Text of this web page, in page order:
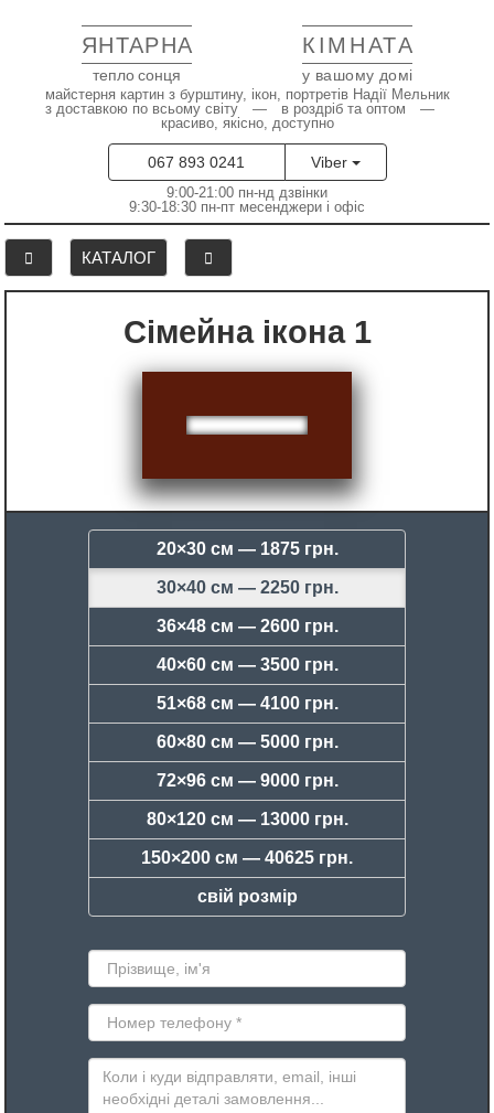
ЯНТАРНА КІМНАТА
тепло сонця у вашому домі
майстерня картин з бурштину, ікон, портретів Надії Мельник
з доставкою по всьому світу — в роздріб та оптом —
красиво, якісно, доступно
067 893 0241 Viber
9:00-21:00 пн-нд дзвінки
9:30-18:30 пн-пт месенджери і офіс
КАТАЛОГ
Сімейна ікона 1
20×30 см — 1875 грн.
30×40 см — 2250 грн.
36×48 см — 2600 грн.
40×60 см — 3500 грн.
51×68 см — 4100 грн.
60×80 см — 5000 грн.
72×96 см — 9000 грн.
80×120 см — 13000 грн.
150×200 см — 40625 грн.
свій розмір